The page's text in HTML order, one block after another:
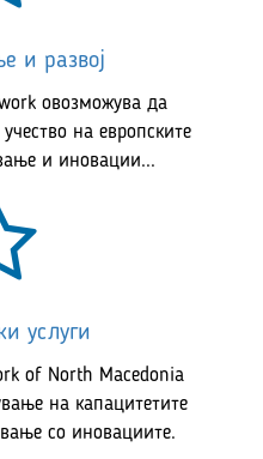
и развој
овозможува да
на европските
и иновации...
услуги
of North Macedonia
на капацитетите
со иновациите.